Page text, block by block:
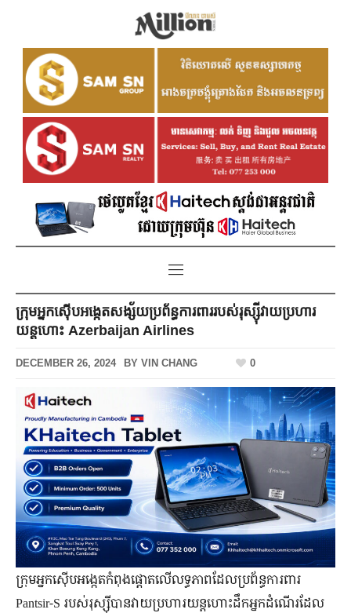
ក្រុមអ្នកស៊ើបអង្កេតសង្ស័យប្រព័ន្ធការពាររបស់រុស្ស៊ីវាយប្រហារ
យន្តហោះ Azerbaijan Airlines
DECEMBER 26, 2024 BY VIN CHANG 0
ក្រុមអ្នកស៊ើបអង្កេតកំពុងផ្តោតលើលទ្ធភាពដែលប្រព័ន្ធការពារ
Pantsir-S របស់រុស្ស៊ីបានវាយប្រហារយន្តហោះដឹកអ្នកដំណើរដែល